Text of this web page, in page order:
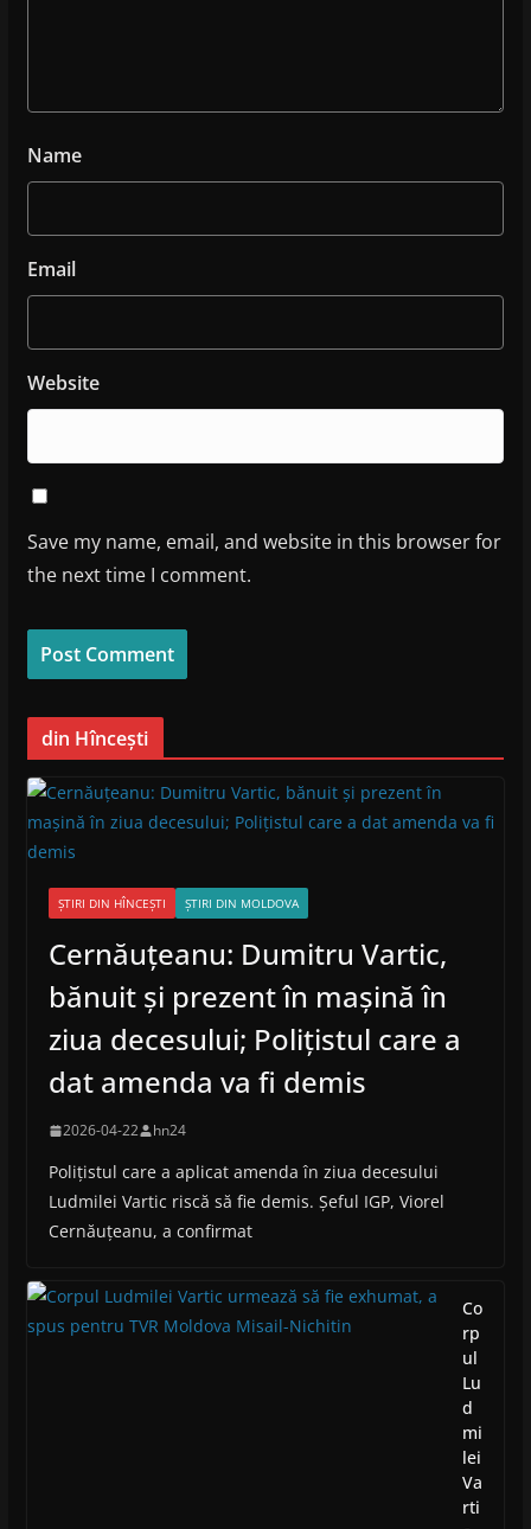
Name
Email
Website
Save my name, email, and website in this browser for
the next time I comment.
din Hîncești
ȘTIRI DIN HÎNCEȘTI ȘTIRI DIN MOLDOVA
Cernăuțeanu: Dumitru Vartic,
bănuit și prezent în mașină în
ziua decesului; Polițistul care a
dat amenda va fi demis
2026-04-22 hn24
Polițistul care a aplicat amenda în ziua decesului
Ludmilei Vartic riscă să fie demis. Șeful IGP, Viorel
Cernăuțeanu, a confirmat
Co
rp
ul
Lu
d
mi
lei
Va
rti